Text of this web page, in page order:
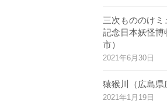
三次もののけ
記念日本妖怪博
市）
2021年6月30日
猿猴川（広島県
2021年1月19日